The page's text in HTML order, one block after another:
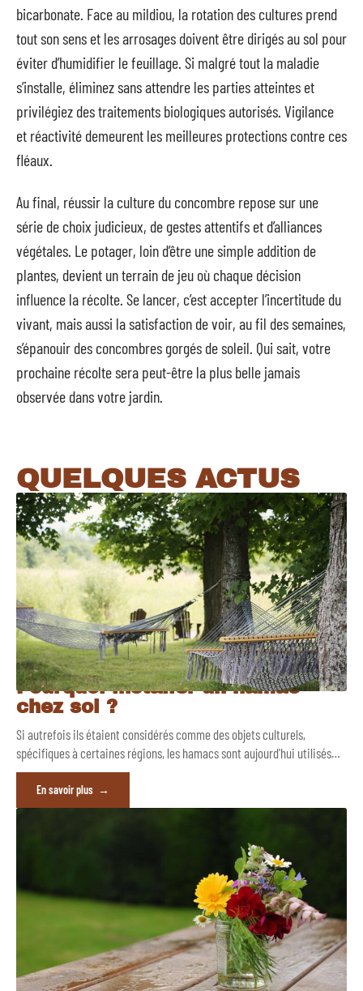
bicarbonate. Face au mildiou, la rotation des cultures prend
tout son sens et les arrosages doivent être dirigés au sol pour
éviter d’humidifier le feuillage. Si malgré tout la maladie
s’installe, éliminez sans attendre les parties atteintes et
privilégiez des traitements biologiques autorisés. Vigilance
et réactivité demeurent les meilleures protections contre ces
fléaux.
Au final, réussir la culture du concombre repose sur une
série de choix judicieux, de gestes attentifs et d’alliances
végétales. Le potager, loin d’être une simple addition de
plantes, devient un terrain de jeu où chaque décision
influence la récolte. Se lancer, c’est accepter l’incertitude du
vivant, mais aussi la satisfaction de voir, au fil des semaines,
s’épanouir des concombres gorgés de soleil. Qui sait, votre
prochaine récolte sera peut-être la plus belle jamais
observée dans votre jardin.
QUELQUES ACTUS
Pourquoi installer un hamac
chez soi ?
Si autrefois ils étaient considérés comme des objets culturels,
spécifiques à certaines régions, les hamacs sont aujourd'hui utilisés…
En savoir plus